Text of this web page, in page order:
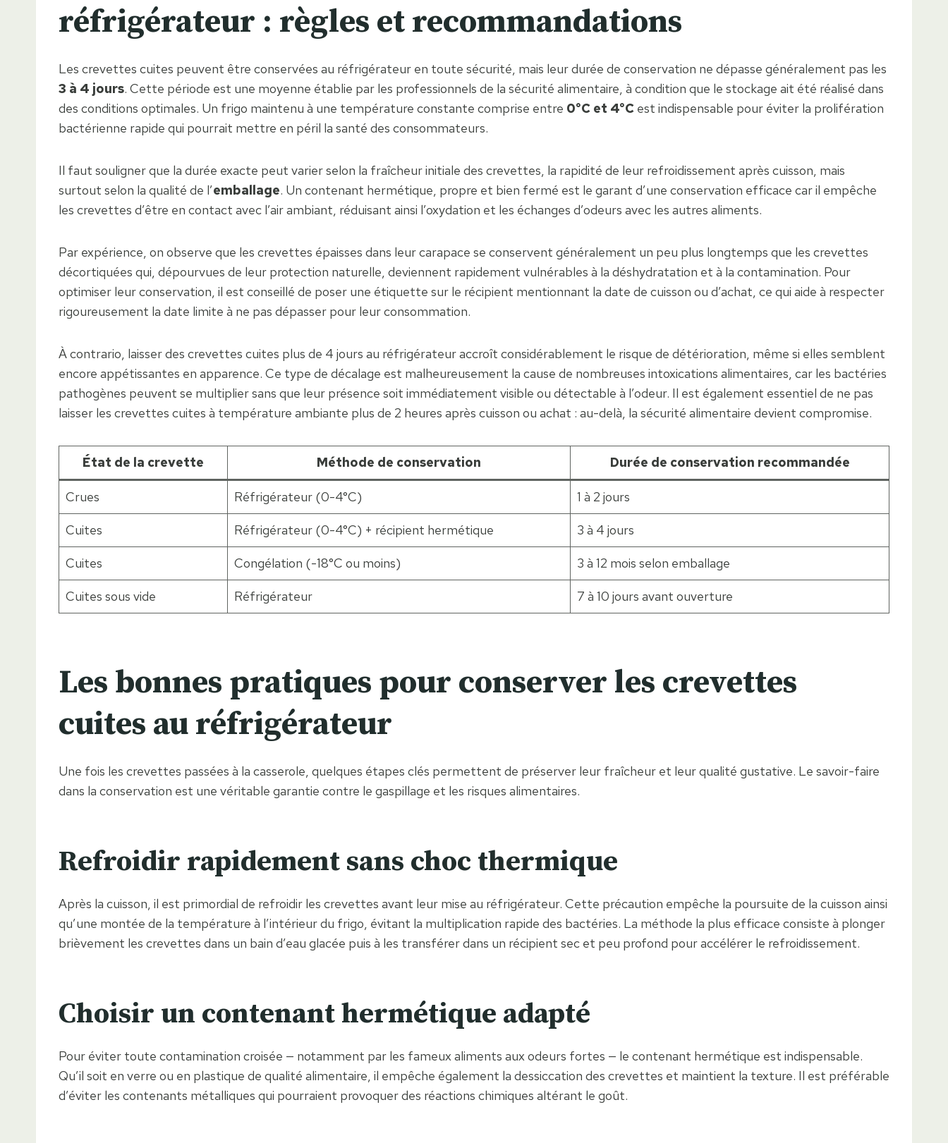
réfrigérateur : règles et recommandations
Les crevettes cuites peuvent être conservées au réfrigérateur en toute sécurité, mais leur durée de conservation ne dépasse généralement pas les
3 à 4 jours. Cette période est une moyenne établie par les professionnels de la sécurité alimentaire, à condition que le stockage ait été réalisé dans
des conditions optimales. Un frigo maintenu à une température constante comprise entre 0°C et 4°C est indispensable pour éviter la prolifération
bactérienne rapide qui pourrait mettre en péril la santé des consommateurs.
Il faut souligner que la durée exacte peut varier selon la fraîcheur initiale des crevettes, la rapidité de leur refroidissement après cuisson, mais
surtout selon la qualité de l’emballage. Un contenant hermétique, propre et bien fermé est le garant d’une conservation efficace car il empêche
les crevettes d’être en contact avec l’air ambiant, réduisant ainsi l’oxydation et les échanges d’odeurs avec les autres aliments.
Par expérience, on observe que les crevettes épaisses dans leur carapace se conservent généralement un peu plus longtemps que les crevettes
décortiquées qui, dépourvues de leur protection naturelle, deviennent rapidement vulnérables à la déshydratation et à la contamination. Pour
optimiser leur conservation, il est conseillé de poser une étiquette sur le récipient mentionnant la date de cuisson ou d’achat, ce qui aide à respecter
rigoureusement la date limite à ne pas dépasser pour leur consommation.
À contrario, laisser des crevettes cuites plus de 4 jours au réfrigérateur accroît considérablement le risque de détérioration, même si elles semblent
encore appétissantes en apparence. Ce type de décalage est malheureusement la cause de nombreuses intoxications alimentaires, car les bactéries
pathogènes peuvent se multiplier sans que leur présence soit immédiatement visible ou détectable à l’odeur. Il est également essentiel de ne pas
laisser les crevettes cuites à température ambiante plus de 2 heures après cuisson ou achat : au-delà, la sécurité alimentaire devient compromise.
État de la crevette Méthode de conservation Durée de conservation recommandée
Crues Réfrigérateur (0-4°C) 1 à 2 jours
Cuites Réfrigérateur (0-4°C) + récipient hermétique 3 à 4 jours
Cuites Congélation (-18°C ou moins) 3 à 12 mois selon emballage
Cuites sous vide Réfrigérateur 7 à 10 jours avant ouverture
Les bonnes pratiques pour conserver les crevettes
cuites au réfrigérateur
Une fois les crevettes passées à la casserole, quelques étapes clés permettent de préserver leur fraîcheur et leur qualité gustative. Le savoir-faire
dans la conservation est une véritable garantie contre le gaspillage et les risques alimentaires.
Refroidir rapidement sans choc thermique
Après la cuisson, il est primordial de refroidir les crevettes avant leur mise au réfrigérateur. Cette précaution empêche la poursuite de la cuisson ainsi
qu’une montée de la température à l’intérieur du frigo, évitant la multiplication rapide des bactéries. La méthode la plus efficace consiste à plonger
brièvement les crevettes dans un bain d’eau glacée puis à les transférer dans un récipient sec et peu profond pour accélérer le refroidissement.
Choisir un contenant hermétique adapté
Pour éviter toute contamination croisée — notamment par les fameux aliments aux odeurs fortes — le contenant hermétique est indispensable.
Qu’il soit en verre ou en plastique de qualité alimentaire, il empêche également la dessiccation des crevettes et maintient la texture. Il est préférable
d’éviter les contenants métalliques qui pourraient provoquer des réactions chimiques altérant le goût.